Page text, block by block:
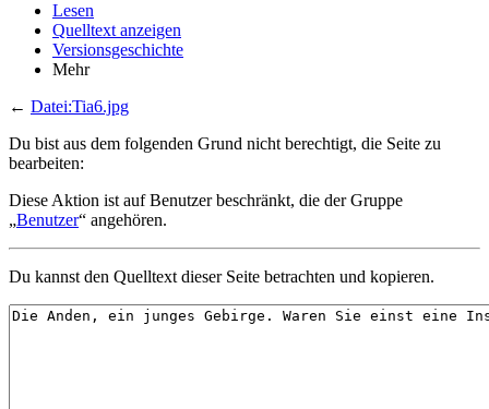
Lesen
Quelltext anzeigen
Versionsgeschichte
Mehr
← Datei:Tia6.jpg
Du bist aus dem folgenden Grund nicht berechtigt, die Seite zu
bearbeiten:
Diese Aktion ist auf Benutzer beschränkt, die der Gruppe
„Benutzer“ angehören.
Du kannst den Quelltext dieser Seite betrachten und kopieren.